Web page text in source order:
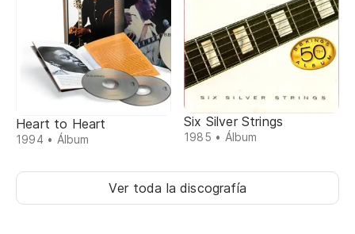
Heart to Heart
1994 • Álbum
Six Silver Strings
1985 • Álbum
Ver toda la discografía